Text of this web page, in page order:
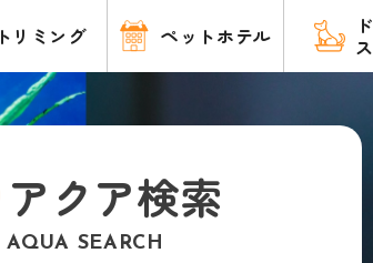
トリミング ペットホテル
アクア検索
AQUA SEARCH